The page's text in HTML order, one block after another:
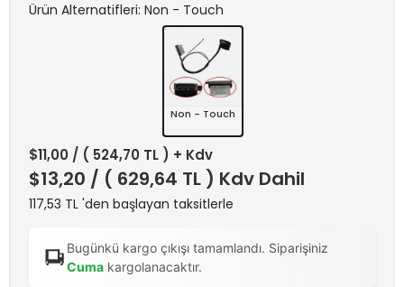
Ürün Alternatifleri: Non - Touch
Non - Touch
$11,00 / ( 524,70 TL ) + Kdv
$13,20 / ( 629,64 TL ) Kdv Dahil
117,53 TL 'den başlayan taksitlerle
Bugünkü kargo çıkışı tamamlandı. Siparişiniz
Cumakargolanacaktır.